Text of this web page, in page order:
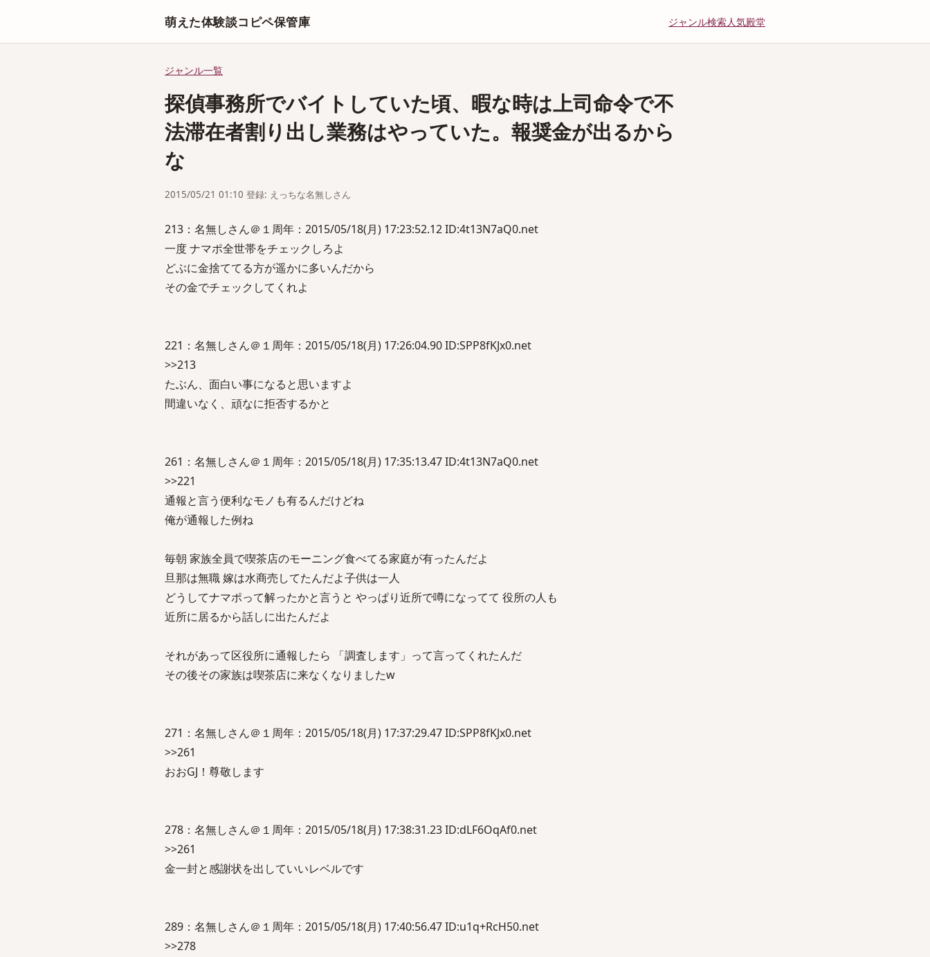
萌えた体験談コピペ保管庫 ジャンル検索人気殿堂
ジャンル一覧
探偵事務所でバイトしていた頃、暇な時は上司命令で不
法滞在者割り出し業務はやっていた。報奨金が出るから
な
2015/05/21 01:10 登録: えっちな名無しさん
213：名無しさん＠１周年：2015/05/18(月) 17:23:52.12 ID:4t13N7aQ0.net
一度 ナマポ全世帯をチェックしろよ
どぶに金捨ててる方が遥かに多いんだから
その金でチェックしてくれよ
221：名無しさん＠１周年：2015/05/18(月) 17:26:04.90 ID:SPP8fKJx0.net
>>213
たぶん、面白い事になると思いますよ
間違いなく、頑なに拒否するかと
261：名無しさん＠１周年：2015/05/18(月) 17:35:13.47 ID:4t13N7aQ0.net
>>221
通報と言う便利なモノも有るんだけどね
俺が通報した例ね
毎朝 家族全員で喫茶店のモーニング食べてる家庭が有ったんだよ
旦那は無職 嫁は水商売してたんだよ子供は一人
どうしてナマポって解ったかと言うと やっぱり近所で噂になってて 役所の人も
近所に居るから話しに出たんだよ
それがあって区役所に通報したら 「調査します」って言ってくれたんだ
その後その家族は喫茶店に来なくなりましたw
271：名無しさん＠１周年：2015/05/18(月) 17:37:29.47 ID:SPP8fKJx0.net
>>261
おおGJ！尊敬します
278：名無しさん＠１周年：2015/05/18(月) 17:38:31.23 ID:dLF6OqAf0.net
>>261
金一封と感謝状を出していいレベルです
289：名無しさん＠１周年：2015/05/18(月) 17:40:56.47 ID:u1q+RcH50.net
>>278